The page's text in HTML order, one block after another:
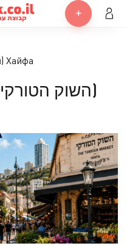
Турецкий рынок (השוק הטורקי) Хайфа